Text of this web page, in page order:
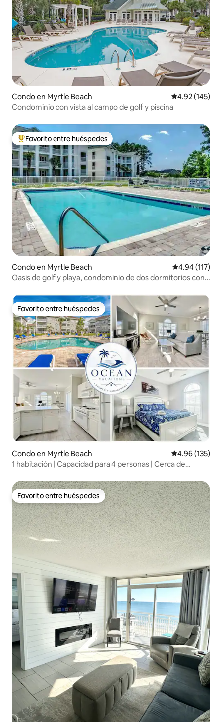
Condo en Myrtle Beach Calificación
4.92 (145)
Condominio con vista al campo de golf y piscina
Favorito entre huéspedes preferido
Favorito entre huéspedes
Condo en Myrtle Beach Calificación
4.94 (117)
Oasis de golf y playa, condominio de dos dormitorios con
Favorito entre huéspedes
Favorito entre huéspedes
Condo en Myrtle Beach Calificación
4.96 (135)
1 habitación | Capacidad para 4 personas | Cerca de
Favorito entre huéspedes
Favorito entre huéspedes